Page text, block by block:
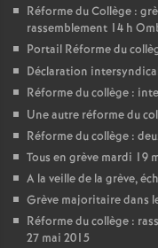
Réforme du Collège :
rassemblement 14 h
Portail Réforme du
Déclaration
Réforme du collège :
Une autre réforme du
Réforme du collège :
Tous en grève mardi 19
A la veille de la grève,
Grève majoritaire dans
Réforme du collège :
27 mai 2015